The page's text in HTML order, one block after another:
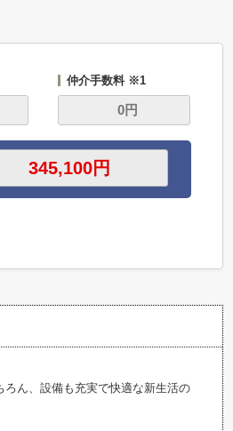
仲介手数料 ※1
ん、設備も充実で快適な新生活の